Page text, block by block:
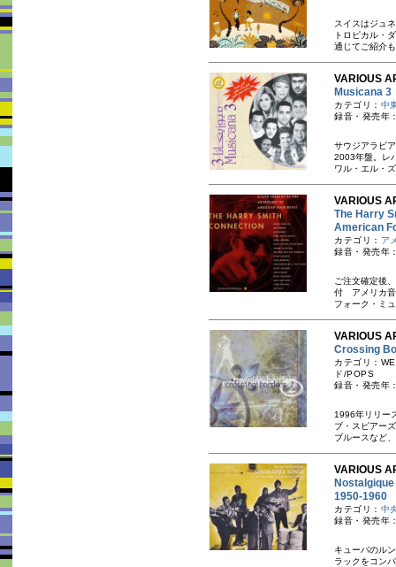
スイスはジュ
トロピカル・
通じてご紹介
VARIOUS
Musicana
カテゴリ： 中
録音・発売年
サウジアラビ
2003年盤。レ
ワル・エル・
VARIOUS
The Harry
American
カテゴリ： ア
録音・発売年
ご注文確定後
付 アメリカ音
フォーク・ミ
VARIOUS
Crossing
カテゴリ：
ド/POPS
録音・発売年
1996年リリー
ブ・スピアー
ブルースなど
VARIOUS
1950-1960
カテゴリ： 中
録音・発売
キューバのル
ラックをコン